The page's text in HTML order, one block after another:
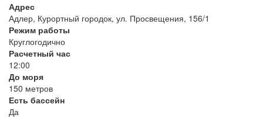
Адрес
Адлер, Курортный городок, ул. Просвещения, 156/1
Режим работы
Круглогодично
Расчетный час
12:00
До моря
150 метров
Есть бассейн
Да